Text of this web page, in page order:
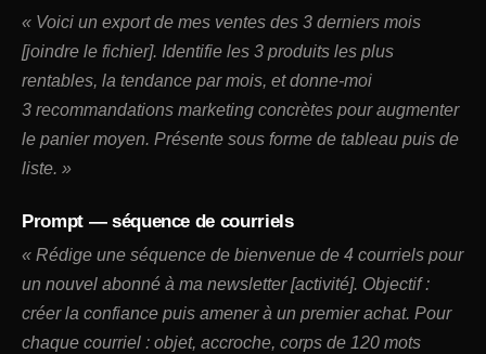
« Voici un export de mes ventes des 3 derniers mois
[joindre le fichier]. Identifie les 3 produits les plus
rentables, la tendance par mois, et donne-moi
3 recommandations marketing concrètes pour augmenter
le panier moyen. Présente sous forme de tableau puis de
liste. »
Prompt — séquence de courriels
« Rédige une séquence de bienvenue de 4 courriels pour
un nouvel abonné à ma newsletter [activité]. Objectif :
créer la confiance puis amener à un premier achat. Pour
chaque courriel : objet, accroche, corps de 120 mots